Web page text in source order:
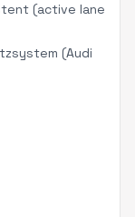
(active lane
(Audi